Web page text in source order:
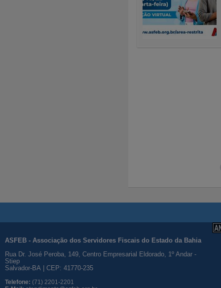
ASFEB - Associação dos Servidores Fiscais do Estado da Bahia
Rua Dr. José Peroba, 149, Centro Empresarial Eldorado, 1º Andar -
Stiep
Salvador-BA | CEP: 41770-235
Telefone: (71) 2201-2201